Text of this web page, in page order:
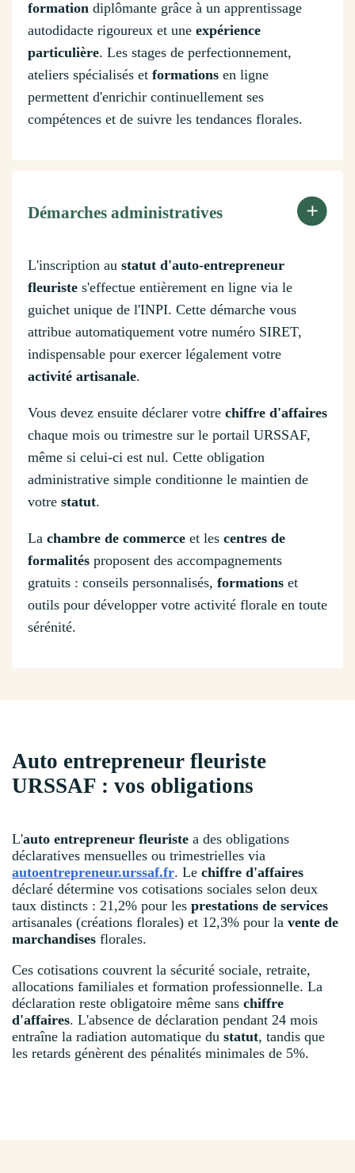
formation diplômante grâce à un apprentissage
autodidacte rigoureux et une expérience
particulière. Les stages de perfectionnement,
ateliers spécialisés et formations en ligne
permettent d'enrichir continuellement ses
compétences et de suivre les tendances florales.
Démarches administratives
L'inscription au statut d'auto-entrepreneur
fleuriste s'effectue entièrement en ligne via le
guichet unique de l'INPI. Cette démarche vous
attribue automatiquement votre numéro SIRET,
indispensable pour exercer légalement votre
activité artisanale.
Vous devez ensuite déclarer votre chiffre d'affaires
chaque mois ou trimestre sur le portail URSSAF,
même si celui-ci est nul. Cette obligation
administrative simple conditionne le maintien de
votre statut.
La chambre de commerce et les centres de
formalités proposent des accompagnements
gratuits : conseils personnalisés, formations et
outils pour développer votre activité florale en toute
sérénité.
Auto entrepreneur fleuriste
URSSAF : vos obligations
L'auto entrepreneur fleuriste a des obligations
déclaratives mensuelles ou trimestrielles via
autoentrepreneur.urssaf.fr. Le chiffre d'affaires
déclaré détermine vos cotisations sociales selon deux
taux distincts : 21,2% pour les prestations de services
artisanales (créations florales) et 12,3% pour la vente de
marchandises florales.
Ces cotisations couvrent la sécurité sociale, retraite,
allocations familiales et formation professionnelle. La
déclaration reste obligatoire même sans chiffre
d'affaires. L'absence de déclaration pendant 24 mois
entraîne la radiation automatique du statut, tandis que
les retards génèrent des pénalités minimales de 5%.